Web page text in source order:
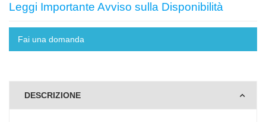
Leggi Importante Avviso sulla Disponibilità
Fai una domanda
DESCRIZIONE